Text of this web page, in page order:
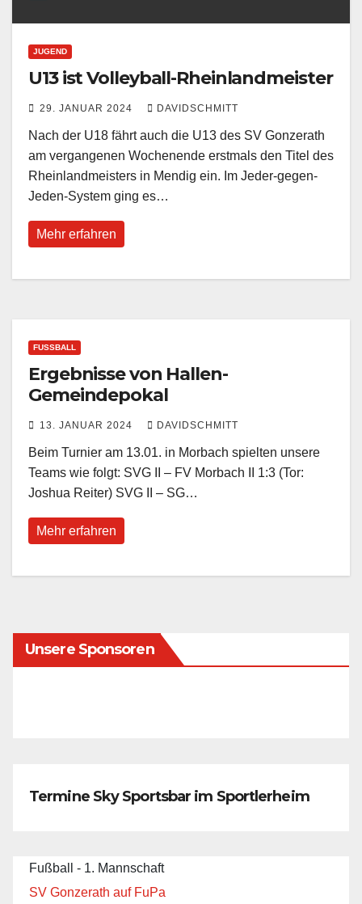
JUGEND
U13 ist Volleyball-Rheinlandmeister
29. JANUAR 2024 DAVIDSCHMITT
Nach der U18 fährt auch die U13 des SV Gonzerath
am vergangenen Wochenende erstmals den Titel des
Rheinlandmeisters in Mendig ein. Im Jeder-gegen-
Jeden-System ging es…
Mehr erfahren
FUSSBALL
Ergebnisse von Hallen-
Gemeindepokal
13. JANUAR 2024 DAVIDSCHMITT
Beim Turnier am 13.01. in Morbach spielten unsere
Teams wie folgt: SVG II – FV Morbach II 1:3 (Tor:
Joshua Reiter) SVG II – SG…
Mehr erfahren
Unsere Sponsoren
Termine Sky Sportsbar im Sportlerheim
Fußball - 1. Mannschaft
SV Gonzerath auf FuPa